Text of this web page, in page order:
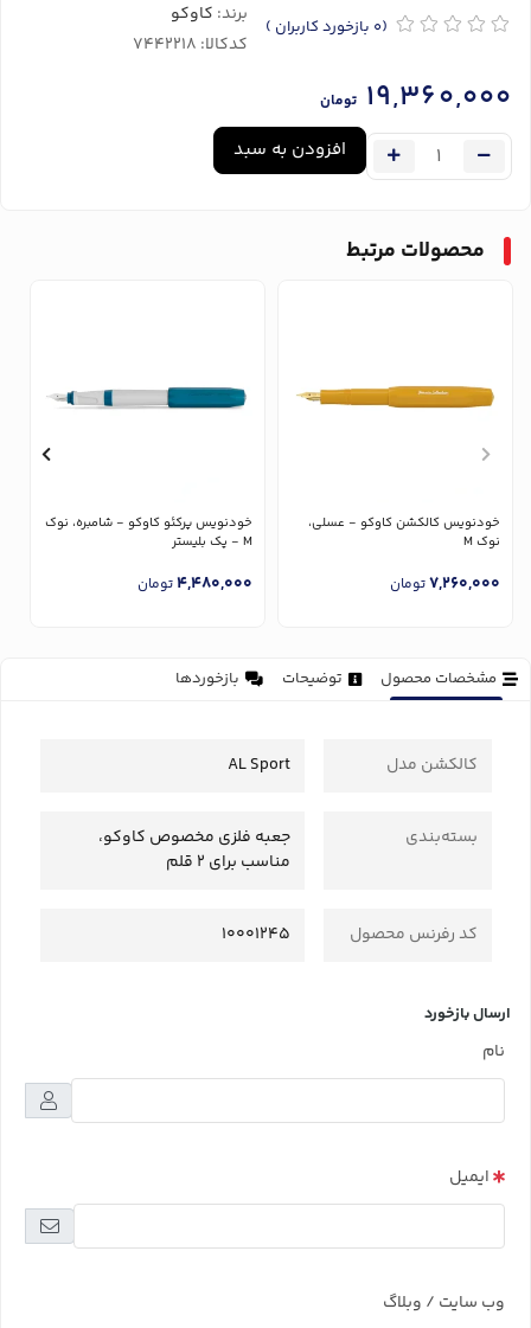
(0 بازخورد کاربران ) برند: کاوکو
کدکالا:
19,360,000 تومان
افزودن به سبد
محصولات مرتبط
خودنویس کالکشن کاوکو - عسلی،
نوک M
7,260,000تومان
خودنویس پرکئو کاوکو - شامبره، نوک
M - پک بلیستر
4,480,000تومان
مشخصات محصول توضیحات بازخوردها
کالکشن مدل AL Sport
بسته‌بندی
جعبه فلزی مخصوص کاوکو،
مناسب برای 2 قلم
کد رفرنس محصول 10001245
ارسال بازخورد
نام
ایمیل
وب سایت / وبلاگ